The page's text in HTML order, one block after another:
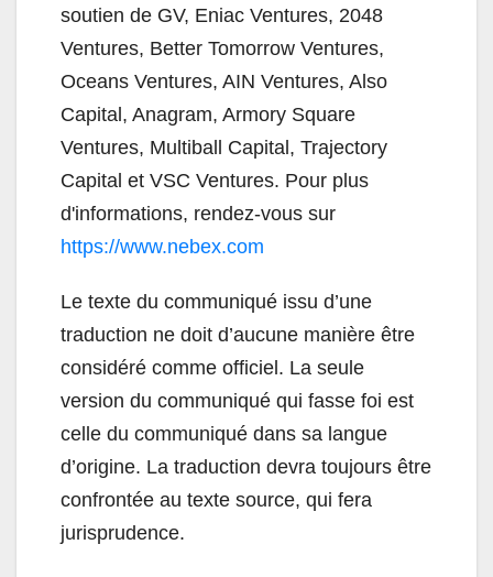
soutien de GV, Eniac Ventures, 2048
Ventures, Better Tomorrow Ventures,
Oceans Ventures, AIN Ventures, Also
Capital, Anagram, Armory Square
Ventures, Multiball Capital, Trajectory
Capital et VSC Ventures. Pour plus
d'informations, rendez-vous sur
https://www.nebex.com
Le texte du communiqué issu d’une
traduction ne doit d’aucune manière être
considéré comme officiel. La seule
version du communiqué qui fasse foi est
celle du communiqué dans sa langue
d’origine. La traduction devra toujours être
confrontée au texte source, qui fera
jurisprudence.